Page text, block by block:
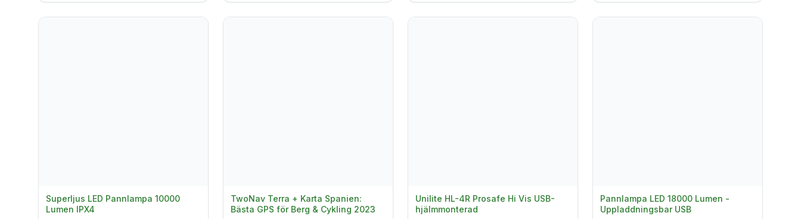
Superljus LED Pannlampa 10000
Lumen IPX4
TwoNav Terra + Karta Spanien:
Bästa GPS för Berg & Cykling 2023
Unilite HL-4R Prosafe Hi Vis USB-
hjälmmonterad
Pannlampa LED 18000 Lumen -
Uppladdningsbar USB